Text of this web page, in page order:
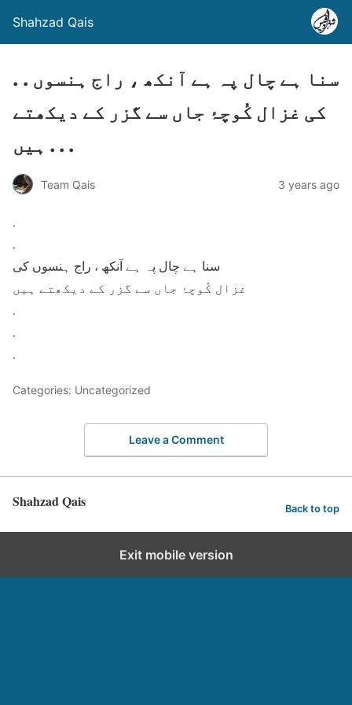
Shahzad Qais
. . سنا ہے چال پہ ہے آنکھ ، راج ہنسوں
کی غزال کُوچۂ جاں سے گزر کے دیکھتے
ہیں . . .
Team Qais 3 years ago
.
.
سنا ہے چال پہ ہے آنکھ ، راج ہنسوں کی
غزال کُوچۂ جاں سے گزر کے دیکھتے ہیں
.
.
.
Categories: Uncategorized
Leave a Comment
Shahzad Qais Back to top
Exit mobile version